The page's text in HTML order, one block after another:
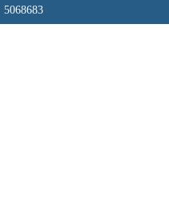
5068683